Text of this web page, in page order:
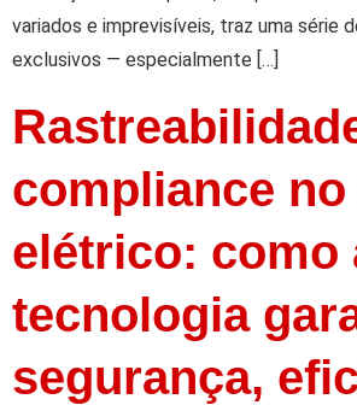
variados e imprevisíveis, traz uma série
exclusivos — especialmente […]
compliance
elétrico: como
tecnologia
segurança,